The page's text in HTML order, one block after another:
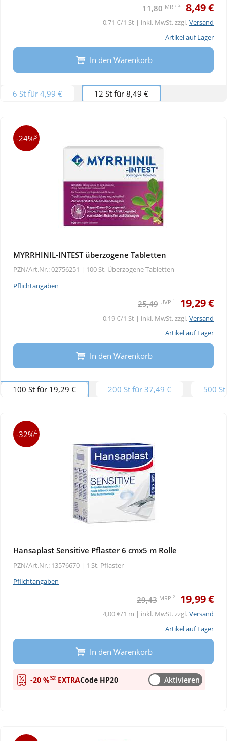
11,80 MRP 2 8,49 €
0,71 €/1 St | inkl. MwSt. zzgl.Versand
Artikel auf Lager
In den Warenkorb
6 St für 4,99 € 12 St für 8,49 €
-24%3
MYRRHINIL-INTEST überzogene Tabletten
PZN/Art.Nr.: 02756251 | 100 St, Überzogene Tabletten
Pflichtangaben
25,49 UVP 1 19,29 €
0,19 €/1 St | inkl. MwSt. zzgl.Versand
Artikel auf Lager
In den Warenkorb
100 St für 19,29 € 200 St für 37,49 € 500
-32%4
Hansaplast Sensitive Pflaster 6 cmx5 m Rolle
PZN/Art.Nr.: 13576670 | 1 St, Pflaster
Pflichtangaben
29,43 MRP 2 19,99 €
4,00 €/1 m | inkl. MwSt. zzgl.Versand
Artikel auf Lager
In den Warenkorb
-20 %32 EXTRACode HP20 Aktivieren